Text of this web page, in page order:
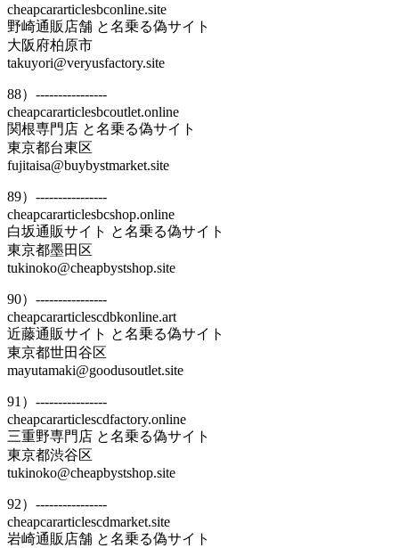
cheapcararticlesbconline.site
野崎通販店舗 と名乗る偽サイト
大阪府柏原市
takuyori@veryusfactory.site
88）----------------
cheapcararticlesbcoutlet.online
関根専門店 と名乗る偽サイト
東京都台東区
fujitaisa@buybystmarket.site
89）----------------
cheapcararticlesbcshop.online
白坂通販サイト と名乗る偽サイト
東京都墨田区
tukinoko@cheapbystshop.site
90）----------------
cheapcararticlescdbkonline.art
近藤通販サイト と名乗る偽サイト
東京都世田谷区
mayutamaki@goodusoutlet.site
91）----------------
cheapcararticlescdfactory.online
三重野専門店 と名乗る偽サイト
東京都渋谷区
tukinoko@cheapbystshop.site
92）----------------
cheapcararticlescdmarket.site
岩崎通販店舗 と名乗る偽サイト